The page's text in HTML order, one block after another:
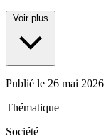
Voir plus
Publié le 26 mai 2026
Thématique
Société